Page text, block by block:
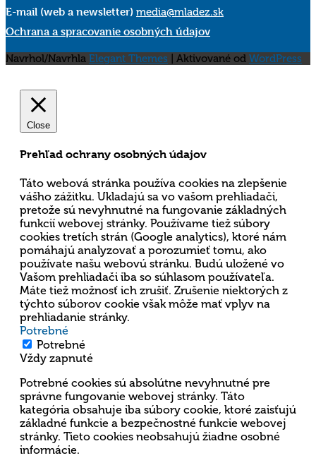
E-mail (web a newsletter) media@mladez.sk
Ochrana a spracovanie osobných údajov
Navrhol/Navrhla Elegant Themes | Aktivované od WordPress
Close
Prehľad ochrany osobných údajov
Táto webová stránka používa cookies na zlepšenie
vášho zážitku. Ukladajú sa vo vašom prehliadači,
pretože sú nevyhnutné na fungovanie základných
funkcií webovej stránky. Používame tiež súbory
cookies tretích strán (Google analytics), ktoré nám
pomáhajú analyzovať a porozumieť tomu, ako
používate našu webovú stránku. Budú uložené vo
Vašom prehliadači iba so súhlasom používateľa.
Máte tiež možnosť ich zrušiť. Zrušenie niektorých z
týchto súborov cookie však môže mať vplyv na
prehliadanie stránky.
Potrebné
Potrebné
Vždy zapnuté
Potrebné cookies sú absolútne nevyhnutné pre
správne fungovanie webovej stránky. Táto
kategória obsahuje iba súbory cookie, ktoré zaisťujú
základné funkcie a bezpečnostné funkcie webovej
stránky. Tieto cookies neobsahujú žiadne osobné
informácie.